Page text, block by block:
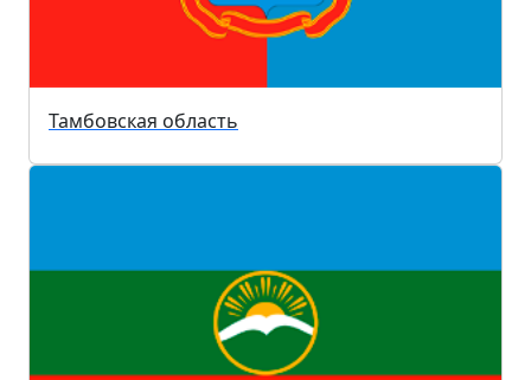
Тамбовская область